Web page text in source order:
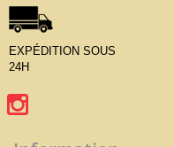
EXPÉDITION SOUS
24H